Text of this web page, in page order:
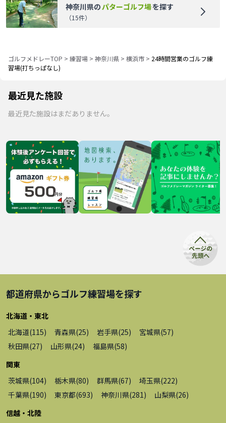
神奈川県のパターゴルフ場を探す
（15件）
ゴルフメドレーTOP > 練習場 > 神奈川県 > 横浜市 > 24時間営業のゴルフ練
習場(打ちっぱなし)
最近見た施設
最近見た施設はまだありません。
都道府県からゴルフ練習場を探す
北海道・東北
北海道(115) 青森県(25) 岩手県(25) 宮城県(57)
秋田県(27) 山形県(24) 福島県(58)
関東
茨城県(104) 栃木県(80) 群馬県(67) 埼玉県(222)
千葉県(190) 東京都(693) 神奈川県(281 ) 山梨県(26)
信越・北陸